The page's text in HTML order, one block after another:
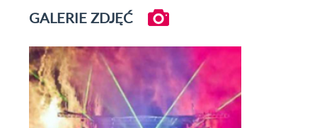
GALERIE ZDJĘĆ